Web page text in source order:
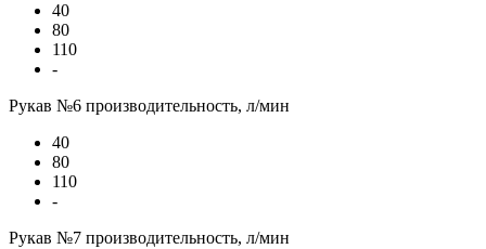
40
80
110
-
Рукав №6 производительность, л/мин
40
80
110
-
Рукав №7 производительность, л/мин